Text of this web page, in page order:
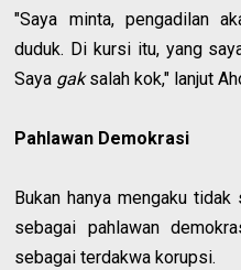
"Saya minta, pengadilan
duduk. Di kursi itu, yang
Saya gaksalah kok," lanjut
Pahlawan Demokrasi
Bukan hanya mengaku
sebagai pahlawan
sebagai terdakwa korupsi.